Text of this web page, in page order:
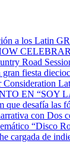
a los Latin
Road
fiesta
Consideration
EN “SOY
que desafía las
con Dos
“Disco
cargada de